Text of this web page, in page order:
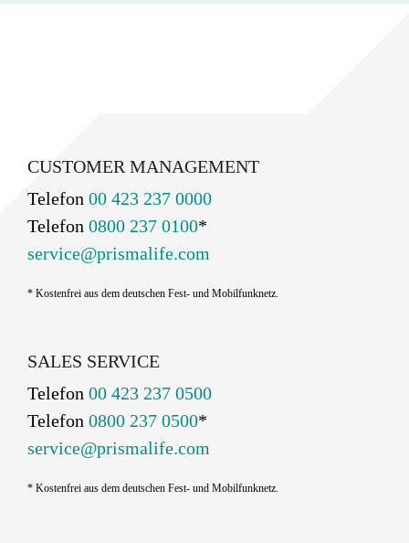
CUSTOMER MANAGEMENT
Telefon 00 423 237 0000
Telefon 0800 237 0100*
service@prismalife.com
* Kostenfrei aus dem deutschen Fest- und Mobilfunknetz.
SALES SERVICE
Telefon 00 423 237 0500
Telefon 0800 237 0500*
service@prismalife.com
* Kostenfrei aus dem deutschen Fest- und Mobilfunknetz.